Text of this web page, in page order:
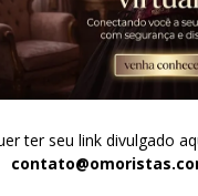
ter seu link divulgado